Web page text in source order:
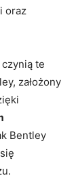
oraz
te
założony
Bentley